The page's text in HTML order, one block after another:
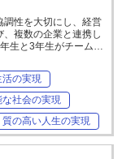
調性を大切にし、経営
複数の企業と連携し
生と3年生がチーム…
活の実現
な社会の実現
質の高い人生の実現